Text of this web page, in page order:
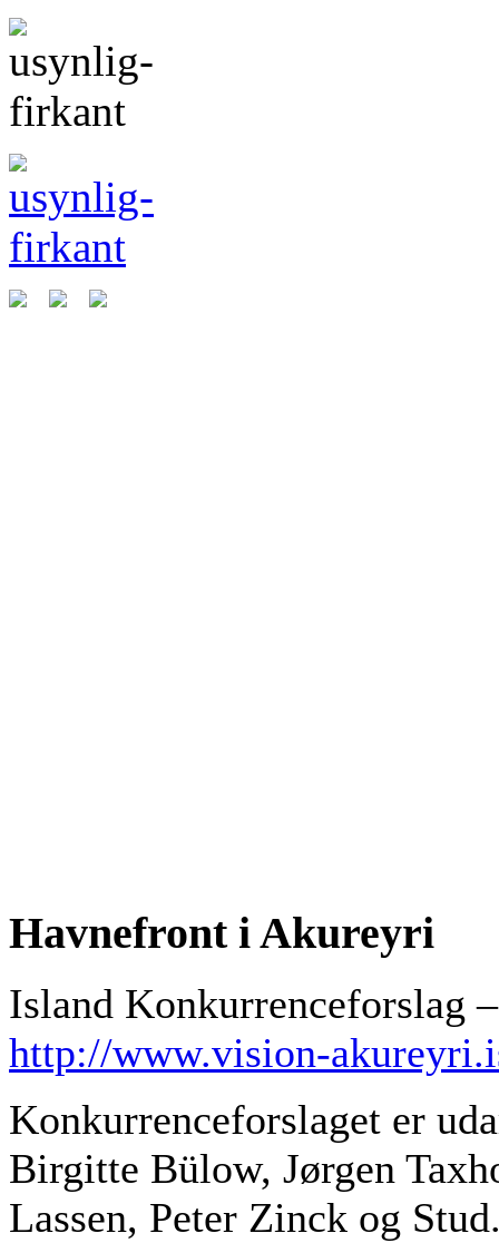
Havnefront i Akureyri
Island Konkurrenceforslag
http://www.vision-
Konkurrenceforslaget er
Birgitte Bülow, Jørgen
Lassen, Peter Zinck og